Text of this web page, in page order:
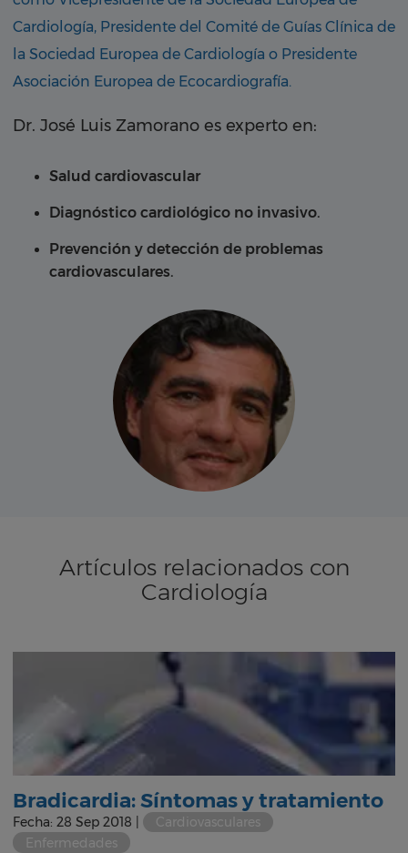
Cardiología, Presidente del Comité de Guías Clínica de
la Sociedad Europea de Cardiología o Presidente
Asociación Europea de Ecocardiografía.
Dr. José Luis Zamorano es experto en:
Salud cardiovascular
Diagnóstico cardiológico no invasivo.
Prevención y detección de problemas
cardiovasculares.
Artículos relacionados con
Cardiología
Bradicardia: Síntomas y tratamiento
Fecha: 28 Sep 2018 |
Cardiovasculares
Enfermedades